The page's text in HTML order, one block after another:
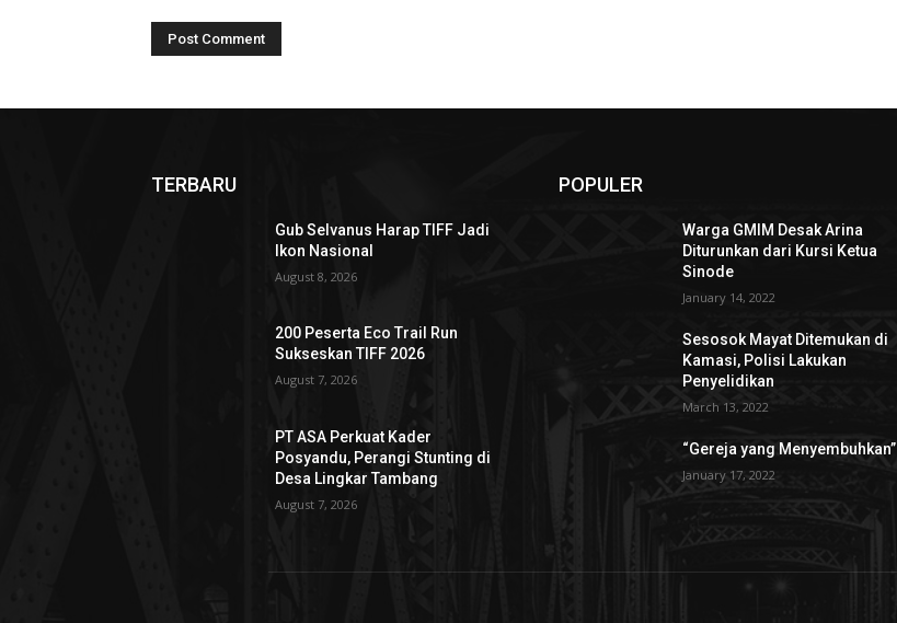
TERBARU
Gub Selvanus Harap TIFF Jadi
Ikon Nasional
August 8, 2026
200 Peserta Eco Trail Run
Sukseskan TIFF 2026
August 7, 2026
PT ASA Perkuat Kader
Posyandu, Perangi Stunting di
Desa Lingkar Tambang
August 7, 2026
POPULER
Warga GMIM Desak Arina
Diturunkan dari Kursi Ketua
Sinode
January 14, 2022
Sesosok Mayat Ditemukan di
Kamasi, Polisi Lakukan
Penyelidikan
March 13, 2022
“Gereja yang Menyembuhkan”
January 17, 2022